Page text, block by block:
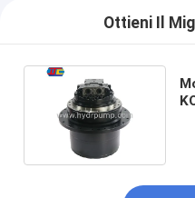
Ottieni Il